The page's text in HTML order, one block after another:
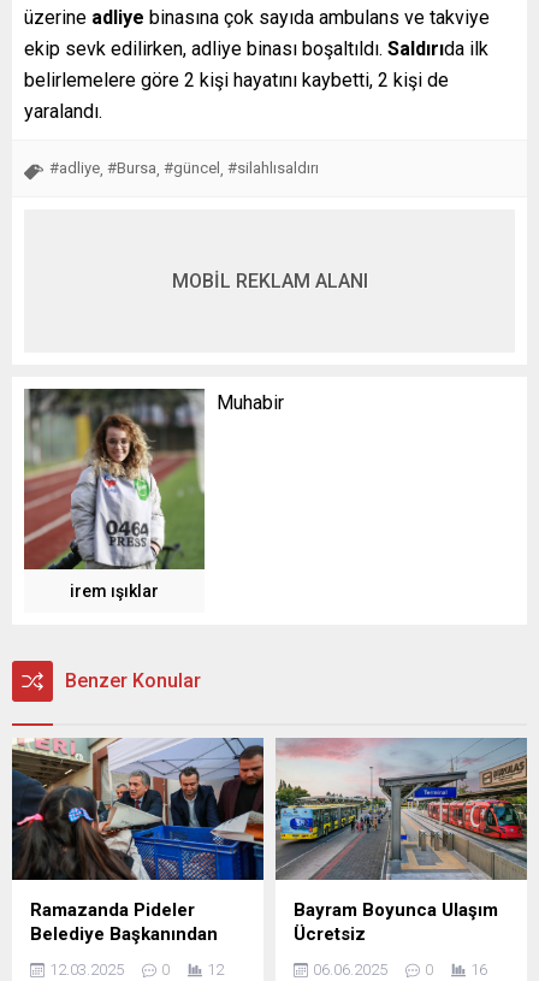
üzerine adliye binasına çok sayıda ambulans ve takviye
ekip sevk edilirken, adliye binası boşaltıldı. Saldırıda ilk
belirlemelere göre 2 kişi hayatını kaybetti, 2 kişi de
yaralandı.
#adliye, #Bursa, #güncel , #silahlısaldırı
MOBİL REKLAM ALANI
irem ışıklar
Muhabir
Benzer Konular
Ramazanda Pideler
Belediye Başkanından
12.03.2025 0 12
Bayram Boyunca Ulaşım
Ücretsiz
06.06.2025 0 16